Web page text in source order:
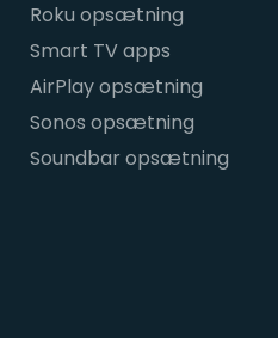
Roku opsætning
Smart TV apps
AirPlay opsætning
Sonos opsætning
Soundbar opsætning